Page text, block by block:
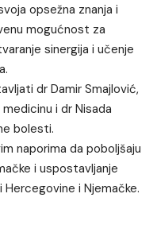
opsežna znanja i
mogućnost za
sinergija i učenje
dr Damir Smajlović,
i dr Nisada
bolesti.
naporima da poboljšaju
i uspostavljanje
i Njemačke.